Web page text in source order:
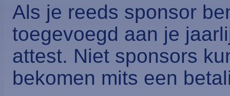
Als je reeds sponsor
toegevoegd aan je
attest. Niet sponsors
bekomen mits een